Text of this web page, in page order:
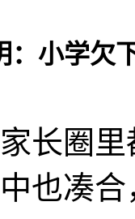
：小学欠
长圈
也凑